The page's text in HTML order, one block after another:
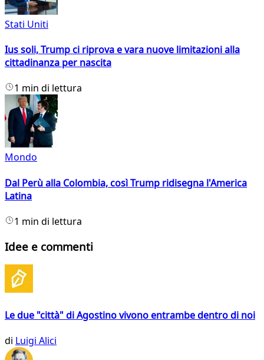
Stati Uniti
Ius soli, Trump ci riprova e vara nuove limitazioni alla
cittadinanza per nascita
1 min di lettura
Mondo
Dal Perù alla Colombia, così Trump ridisegna l'America
Latina
1 min di lettura
Idee e commenti
Le due "città" di Agostino vivono entrambe dentro di noi
di Luigi Alici